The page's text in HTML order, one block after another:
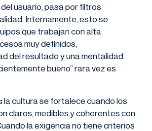
usuario, pasa por filtros
Internamente, esto se
que trabajan con alta
muy definidos,
del resultado y una mentalidad
bueno” rara vez es
la cultura se fortalece cuando los
claros, medibles y coherentes con
la exigencia no tiene criterios